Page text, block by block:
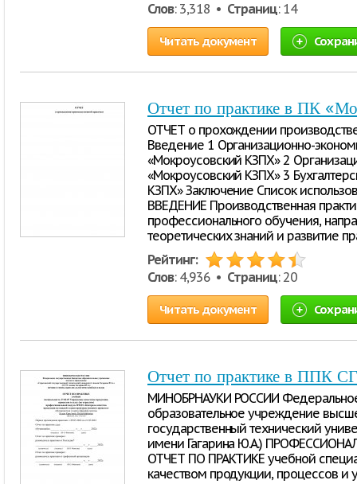
Слов: 3,318 • Страниц: 14
Читать документ
Отчет по практике в ПК
ОТЧЕТ о прохождении
Введение 1 Организационно-
«Мокроусовский КЗПХ» 2
«Мокроусовский КЗПХ» 3
КЗПХ» Заключение Список
ВВЕДЕНИЕ Производственная
профессионального обучения,
теоретических знаний и развитие
Рейтинг:
Слов: 4,936 • Страниц: 20
Читать документ
Отчет по практике в ППК
МИНОБРНАУКИ РОССИИ
образовательное учреждение
государственный технический
имени Гагарина Ю.А.)
ОТЧЕТ ПО ПРАКТИКЕ учебной
качеством продукции, процессов и